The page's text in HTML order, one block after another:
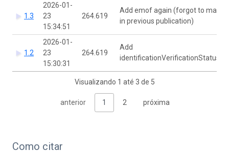
1.3
2026-01-
23
15:34:51
264.619
Add emof again (forgot to map
in previous publication)
1.2
2026-01-
23
15:30:31
264.619
Add
identificationVerificationStatus
Visualizando 1 até 3 de 5
anterior 1 2 próxima
Como citar